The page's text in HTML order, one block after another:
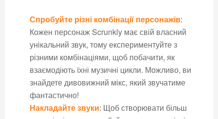
Спробуйте різні комбінації персонажів:
Кожен персонаж Scrunkly має свій власний
унікальний звук, тому експериментуйте з
різними комбінаціями, щоб побачити, як
взаємодіють їхні музичні цикли. Можливо, ви
знайдете дивовижний мікс, який звучатиме
фантастично!
Накладайте звуки: Щоб створювати більш